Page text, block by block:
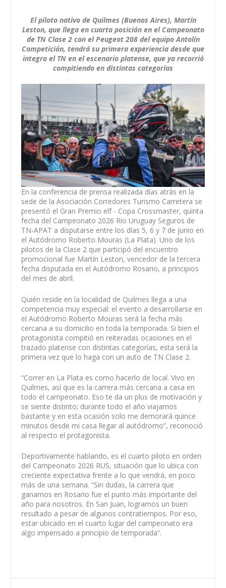
El piloto nativo de Quilmes (Buenos Aires), Martín
Leston, que llega en cuarta posición en el Campeonato
de TN Clase 2 con el Peugeot 208 del equipo Antolín
Competición, tendrá su primera experiencia desde que
integra el TN en el escenario platense, que ya recorrió
compitiendo en distintas categorías
En la conferencia de prensa realizada días atrás en la
sede de la Asociación Corredores Turismo Carretera se
presentó el Gran Premio elf - Copa Crossmaster, quinta
fecha del Campeonato 2026 Río Uruguay Seguros de
TN-APAT a disputarse entre los días 5, 6 y 7 de junio en
el Autódromo Roberto Mouras (La Plata). Uno de los
pilotos de la Clase 2 que participó del encuentro
promocional fue Martín Leston, vencedor de la tercera
fecha disputada en el Autódromo Rosario, a principios
del mes de abril.
Quién reside en la localidad de Quilmes llega a una
competencia muy especial: el evento a desarrollarse en
el Autódromo Roberto Mouras será la fecha más
cercana a su domicilio en toda la temporada. Si bien el
protagonista compitió en reiteradas ocasiones en el
trazado platense con distintas categorías, esta será la
primera vez que lo haga con un auto de TN Clase 2.
“Correr en La Plata es como hacerlo de local. Vivo en
Quilmes, así que es la carrera más cercana a casa en
todo el campeonato. Eso te da un plus de motivación y
se siente distinto; durante todo el año viajamos
bastante y en esta ocasión solo me demorará quince
minutos desde mi casa llegar al autódromo”, reconoció
al respecto el protagonista.
Deportivamente hablando, es el cuarto piloto en orden
del Campeonato 2026 RUS, situación que lo ubica con
creciente expectativa frente a lo que vendrá, en poco
más de una semana. “Sin dudas, la carrera que
ganamos en Rosario fue el punto más importante del
año para nosotros. En San Juan, logramos un buen
resultado a pesar de algunos contratiempos. Por eso,
estar ubicado en el cuarto lugar del campeonato era
algo impensado a principio de temporada”.